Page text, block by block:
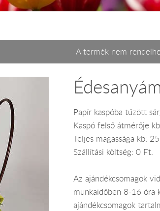
A termék nem
Papír kaspóba tűzött
Kaspó felső átmérője
Teljes magassága kb:
Szállítási költség: 0 Ft.
Az ajándékcsomagok
munkaidőben 8-16 óra
ajándékcsomagok